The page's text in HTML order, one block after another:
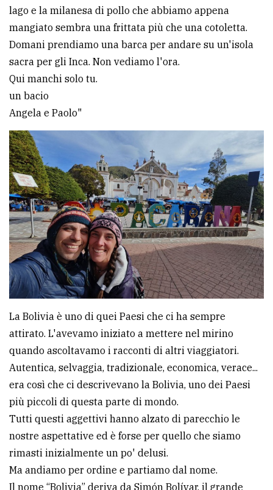
lago e la milanesa di pollo che abbiamo appena
mangiato sembra una frittata più che una cotoletta.
Domani prendiamo una barca per andare su un'isola
sacra per gli Inca. Non vediamo l'ora.
Qui manchi solo tu.
un bacio
Angela e Paolo"
La Bolivia è uno di quei Paesi che ci ha sempre
attirato. L'avevamo iniziato a mettere nel mirino
quando ascoltavamo i racconti di altri viaggiatori.
Autentica, selvaggia, tradizionale, economica, verace...
era così che ci descrivevano la Bolivia, uno dei Paesi
più piccoli di questa parte di mondo.
Tutti questi aggettivi hanno alzato di parecchio le
nostre aspettative ed è forse per quello che siamo
rimasti inizialmente un po' delusi.
Ma andiamo per ordine e partiamo dal nome.
Il nome “Bolivia” deriva da Simón Bolívar, il grande